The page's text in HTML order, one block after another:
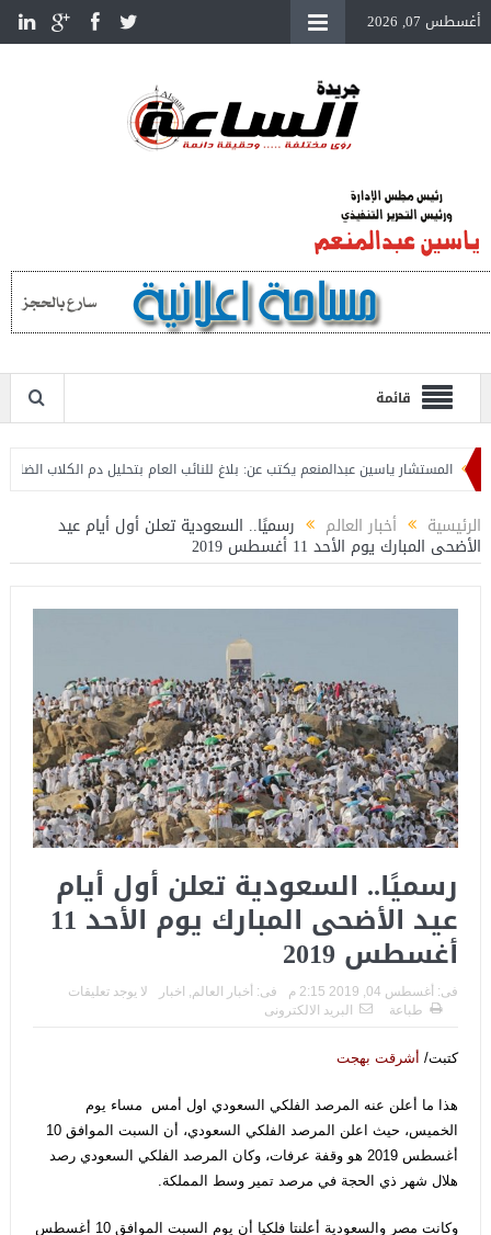
أغسطس 07, 2026
قائمة
المستشار ياسين عبدالمنعم يكتب عن: بلاغ للنائب العام بتحليل دم الكلاب الضالة
المستشار ياسين عبدالمنعم يكتب عن: العميد حسام حسن ووطنية الإنتماءالرئيسية أخبار العالم رسميًا.. السعودية تعلن أول أيام عيد
الأضحى المبارك يوم الأحد 11 أغسطس 2019
رسميًا.. السعودية تعلن أول أيام
عيد الأضحى المبارك يوم الأحد 11
أغسطس 2019
فى: أغسطس 04, 2019 2:15 م فى: أخبار العالم, اخبار
لا يوجد تعليقات
طباعة
البريد الالكترونى
كتبت/ أشرقت بهجت
هذا ما أعلن عنه المرصد الفلكي السعودي اول أمس مساء يوم
الخميس، حيث اعلن المرصد الفلكي السعودي، أن السبت الموافق 10
أغسطس 2019 هو وقفة عرفات، وكان المرصد الفلكي السعودي رصد
هلال شهر ذي الحجة في مرصد تمير وسط المملكة.
وكانت مصر والسعودية أعلنتا فلكيا أن يوم السبت الموافق 10 أغسطس